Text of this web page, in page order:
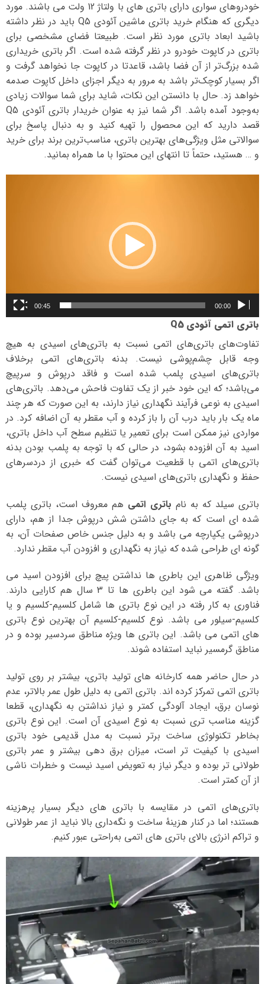
خودروهای سواری دارای باتری های با ولتاژ 12 ولت می باشند. مورد
دیگری که هنگام خرید باتری ماشین آئودی Q5 باید در نظر داشته
باشید ابعاد باتری مورد نظر است. طبیعتا فضای مشخصی برای
باتری در کاپوت خودرو در نظر گرفته شده است. اگر باتری خریداری
شده بزرگ‌تر از آن فضا باشد، قاعدتا در کاپوت جا نخواهد گرفت و
اگر بسیار کوچک‌تر باشد به مرور به دیگر اجزای داخل کاپوت صدمه
خواهد زد. حال با دانستن این نکات، شاید برای شما سوالات زیادی
به‌وجود آمده باشد. اگر شما نیز به عنوان خریدار باتری آئودی Q5
قصد دارید که این محصول را تهیه کنید و به دنبال پاسخ برای
سوالاتی مثل ویژگی‌های بهترین باتری، مناسب‌ترین برند برای خرید
و … هستید، حتماً تا انتهای این محتوا با ما همراه بمانید.
00:00
00:45
باتری اتمی آئودی Q5
تفاوت‌های باتری‌های اتمی نسبت به باتری‌های اسیدی به هیچ
وجه قابل چشم‌پوشی نیست. بدنه باتری‌های اتمی برخلاف
باتری‌های اسیدی پلمب شده است و فاقد درپوش و سرپیچ
می‌باشد؛ که این خود خبر از یک تفاوت فاحش می‌دهد. باتری‌های
اسیدی به نوعی فرآیند نگهداری نیاز دارند، به این صورت که هر چند
ماه یک بار باید درب آن را باز کرده و آب مقطر به آن اضافه کرد. در
مواردی نیز ممکن است برای تعمیر یا تنظیم سطح آب داخل باتری،
اسید به آن افزوده بشود، در حالی که با توجه به پلمب بودن بدنه
باتری‌های اتمی با قطعیت می‌توان گفت که خبری از دردسرهای
حفظ و نگهداری باتری‌های اسیدی نیست.
باتری سیلد که به نام باتری اتمی هم معروف است، باتری پلمب
شده ای است که به جای داشتن شش درپوش جدا از هم، دارای
درپوشی یکپارچه می باشد و به دلیل جنس خاص صفحات آن، به
گونه ای طراحی شده که نیاز به نگهداری و افزودن آب مقطر ندارد.
ویژگی ظاهری این باطری ها نداشتن پیچ برای افزودن اسید می
باشد. گفته می شود این باطری ها تا 3 سال هم کارایی دارند.
فناوری به کار رفته در این نوع باتری ها شامل کلسیم-کلسیم و یا
کلسیم-سیلور می باشد. نوع کلسیم-کلسیم آن بهترین نوع باتری
های اتمی می باشد. این باتری ها ویژه مناطق سردسیر بوده و در
مناطق گرمسیر نباید استفاده شوند.
در حال حاضر همه کارخانه های تولید باتری، بیشتر بر روی تولید
باتری اتمی تمرکز کرده اند. باتری اتمی به دلیل طول عمر بالاتر، عدم
نوسان برق، ایجاد آلودگی کمتر و نیاز نداشتن به نگهداری، قطعا
گزینه مناسب تری نسبت به نوع اسیدی آن است. این نوع باتری
بخاطر تکنولوژی ساخت برتر نسبت به مدل قدیمی خود باتری
اسیدی با کیفیت تر است، میزان برق دهی بیشتر و عمر باتری
طولانی تر بوده و دیگر نیاز به تعویض اسید نیست و خطرات ناشی
از آن کمتر است.
باتری‌های اتمی در مقایسه با باتری‌ های دیگر بسیار پرهزینه
هستند؛ اما در کنار هزینهٔ ساخت و نگه‌داری بالا نباید از عمر طولانی
و تراکم انرژی بالای باتری‌ های اتمی به‌راحتی عبور کنیم.